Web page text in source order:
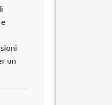
un